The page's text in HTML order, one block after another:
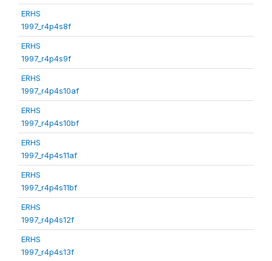
ERHS
1997_r4p4s8f
ERHS
1997_r4p4s9f
ERHS
1997_r4p4s10af
ERHS
1997_r4p4s10bf
ERHS
1997_r4p4s11af
ERHS
1997_r4p4s11bf
ERHS
1997_r4p4s12f
ERHS
1997_r4p4s13f